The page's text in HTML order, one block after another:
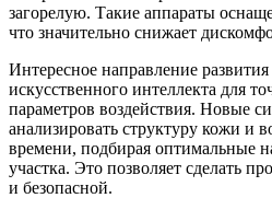
загорелую. Такие аппараты
что значительно снижает
Интересное направление
искусственного интеллекта для
параметров воздействия. Новые
анализировать структуру кожи и
времени, подбирая оптимальные
участка. Это позволяет сделать
и безопасной.